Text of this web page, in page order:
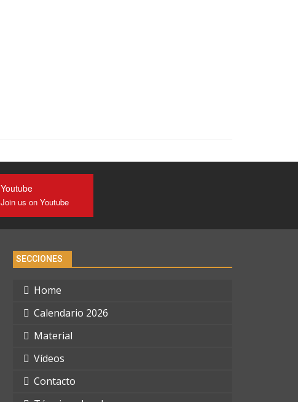
Youtube
Join us on Youtube
SECCIONES
Home
Calendario 2026
Material
Vídeos
Contacto